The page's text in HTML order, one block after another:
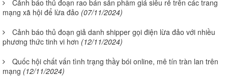
Cảnh báo thủ đoạn rao bán sản phẩm giá siêu rẻ trên các trang
mạng xã hội để lừa đảo (07/11/2024)
Cảnh báo thủ đoạn giả danh shipper gọi điện lừa đảo với nhiều
phương thức tinh vi hơn (12/11/2024)
Quốc hội chất vấn tình trạng thầy bói online, mê tín tràn lan trên
mạng (12/11/2024)